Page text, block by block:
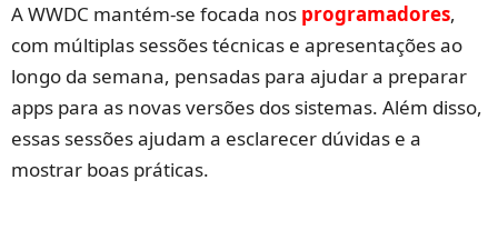
A WWDC mantém‑se focada nos programadores,
com múltiplas sessões técnicas e apresentações ao
longo da semana, pensadas para ajudar a preparar
apps para as novas versões dos sistemas. Além disso,
essas sessões ajudam a esclarecer dúvidas e a
mostrar boas práticas.